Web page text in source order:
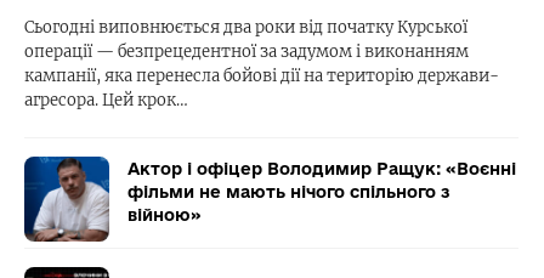
Сьогодні виповнюється два роки від початку Курської
операції — безпрецедентної за задумом і виконанням
кампанії, яка перенесла бойові дії на територію держави-
агресора. Цей крок…
Актор і офіцер Володимир Ращук: «Воєнні
фільми не мають нічого спільного з
війною»